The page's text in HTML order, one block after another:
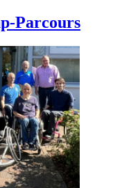
Parcours